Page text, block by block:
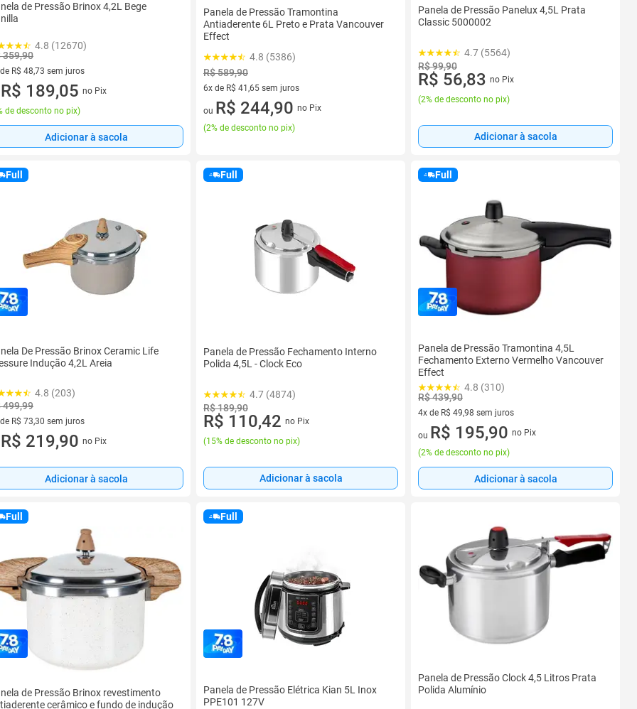
de Pressão Brinox 4,2L Bege
4.8 (12670)
359,90
R$ 48,73 sem juros
de R$ 48,73 sem juros
R$ 189,05 no Pix
de desconto no pix)
Adicionar à sacola
Panela de Pressão Tramontina
Antiaderente 6L Preto e Prata Vancouver
Effect
4.8 (5386)
R$ 589,90
6x de R$ 41,65 sem juros
6 vez de R$ 41,65 sem juros
ou R$ 244,90 no Pix
(2% de desconto no pix)
Panela de Pressão Panelux 4,5L Prata
Classic 5000002
4.7 (5564)
R$ 99,90
R$ 56,83 no Pix
(2% de desconto no pix)
Adicionar à sacola
Full
De Pressão Brinox Ceramic Life
Indução 4,2L Areia
4.8 (203)
499,99
R$ 73,30 sem juros
de R$ 73,30 sem juros
R$ 219,90 no Pix
Adicionar à sacola
Full
Panela de Pressão Fechamento Interno
Polida 4,5L - Clock Eco
4.7 (4874)
R$ 189,90
R$ 110,42 no Pix
(15% de desconto no pix)
Adicionar à sacola
Full
Panela de Pressão Tramontina 4,5L
Fechamento Externo Vermelho Vancouver
Effect
4.8 (310)
R$ 439,90
4x de R$ 49,98 sem juros
4 vez de R$ 49,98 sem juros
ou R$ 195,90 no Pix
(2% de desconto no pix)
Adicionar à sacola
Full
de Pressão Brinox revestimento
cerâmico e fundo de indução
Full
Panela de Pressão Elétrica Kian 5L Inox
PPE101 127V
Panela de Pressão Clock 4,5 Litros Prata
Polida Alumínio